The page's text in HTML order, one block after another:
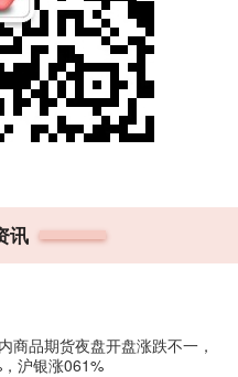
讯
商品期货夜盘开盘涨跌不一，
沪银涨061%